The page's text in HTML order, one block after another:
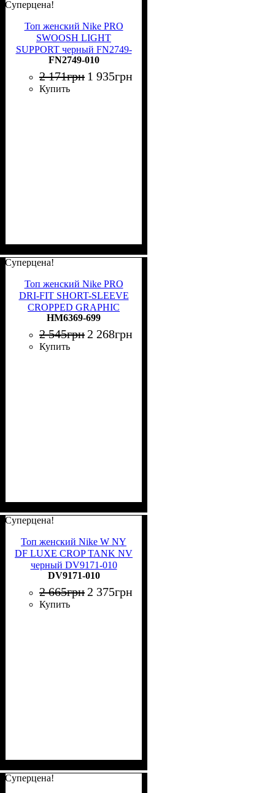
Суперцена!
Топ женский Nike PRO
SWOOSH LIGHT
SUPPORT черный FN2749-
010
FN2749-010
2 171грн 1 935грн
Купить
Суперцена!
Топ женский Nike PRO
DRI-FIT SHORT-SLEEVE
CROPPED GRAPHIC
розовый HM6369-699
HM6369-699
2 545грн 2 268грн
Купить
Суперцена!
Топ женский Nike W NY
DF LUXE CROP TANK NV
черный DV9171-010
DV9171-010
2 665грн 2 375грн
Купить
Суперцена!